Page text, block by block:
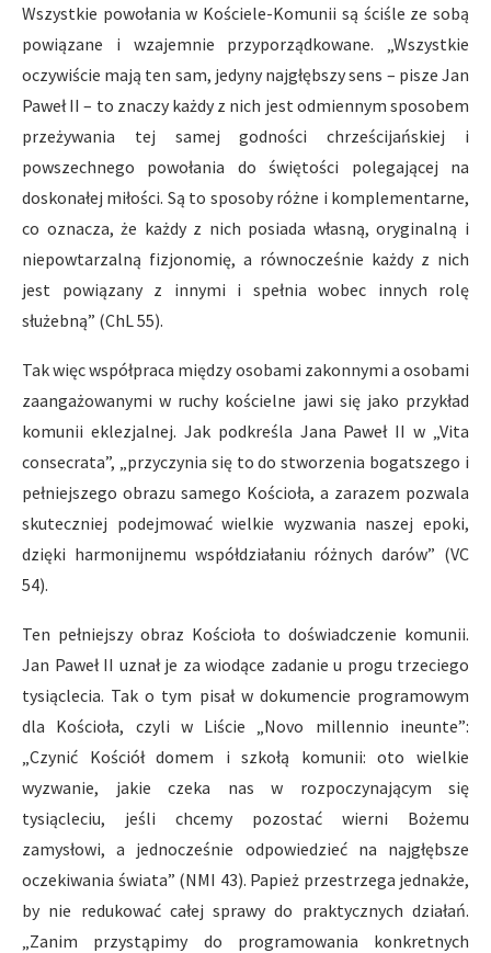
Wszystkie powołania w Kościele-Komunii są ściśle ze sobą
powiązane i wzajemnie przyporządkowane. „Wszystkie
oczywiście mają ten sam, jedyny najgłębszy sens – pisze Jan
Paweł II – to znaczy każdy z nich jest odmiennym sposobem
przeżywania tej samej godności chrześcijańskiej i
powszechnego powołania do świętości polegającej na
doskonałej miłości. Są to sposoby różne i komplementarne,
co oznacza, że każdy z nich posiada własną, oryginalną i
niepowtarzalną fizjonomię, a równocześnie każdy z nich
jest powiązany z innymi i spełnia wobec innych rolę
służebną” (ChL 55).
Tak więc współpraca między osobami zakonnymi a osobami
zaangażowanymi w ruchy kościelne jawi się jako przykład
komunii eklezjalnej. Jak podkreśla Jana Paweł II w „Vita
consecrata”, „przyczynia się to do stworzenia bogatszego i
pełniejszego obrazu samego Kościoła, a zarazem pozwala
skuteczniej podejmować wielkie wyzwania naszej epoki,
dzięki harmonijnemu współdziałaniu różnych darów” (VC
54).
Ten pełniejszy obraz Kościoła to doświadczenie komunii.
Jan Paweł II uznał je za wiodące zadanie u progu trzeciego
tysiąclecia. Tak o tym pisał w dokumencie programowym
dla Kościoła, czyli w Liście „Novo millennio ineunte”:
„Czynić Kościół domem i szkołą komunii: oto wielkie
wyzwanie, jakie czeka nas w rozpoczynającym się
tysiącleciu, jeśli chcemy pozostać wierni Bożemu
zamysłowi, a jednocześnie odpowiedzieć na najgłębsze
oczekiwania świata” (NMI 43). Papież przestrzega jednakże,
by nie redukować całej sprawy do praktycznych działań.
„Zanim przystąpimy do programowania konkretnych